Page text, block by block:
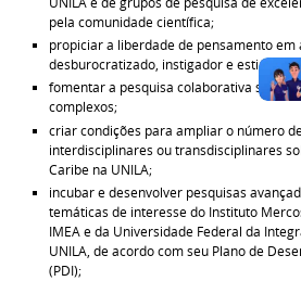
pela comunidade científica;
propiciar a liberdade de pensamento em
desburocratizado, instigador e
fomentar a pesquisa colaborativa sobre
complexos;
criar condições para ampliar o número
interdisciplinares ou transdisciplinares
Caribe na UNILA;
incubar e desenvolver pesquisas
temáticas de interesse do Instituto
IMEA e da Universidade Federal da
UNILA, de acordo com seu Plano de
(PDI);